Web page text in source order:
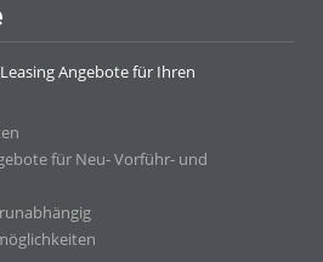
Angebote für Ihren
für Neu- Vorführ- und